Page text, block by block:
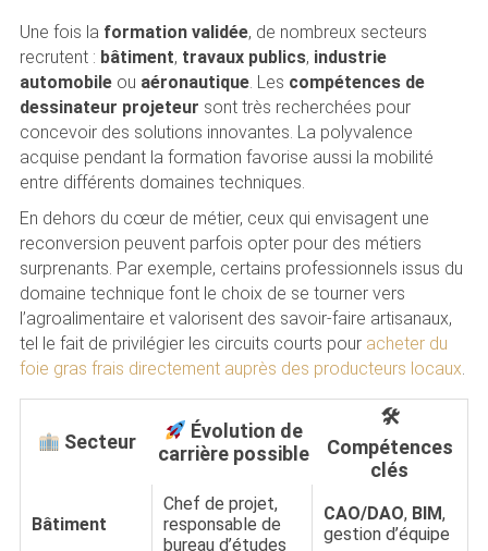
Une fois la formation validée, de nombreux secteurs
recrutent : bâtiment, travaux publics, industrie
automobileou aéronautique. Les compétences de
dessinateur projeteur sont très recherchées pour
concevoir des solutions innovantes. La polyvalence
acquise pendant la formation favorise aussi la mobilité
entre différents domaines techniques.
En dehors du cœur de métier, ceux qui envisagent une
reconversion peuvent parfois opter pour des métiers
surprenants. Par exemple, certains professionnels issus du
domaine technique font le choix de se tourner vers
l’agroalimentaire et valorisent des savoir-faire artisanaux,
tel le fait de privilégier les circuits courts pour acheter du
foie gras frais directement auprès des producteurs locaux.
Secteur
Évolution de
carrière possible
🛠
Compétences
clés
Bâtiment
Chef de projet,
responsable de
bureau d’études
CAO/DAO, BIM,
gestion d’équipe